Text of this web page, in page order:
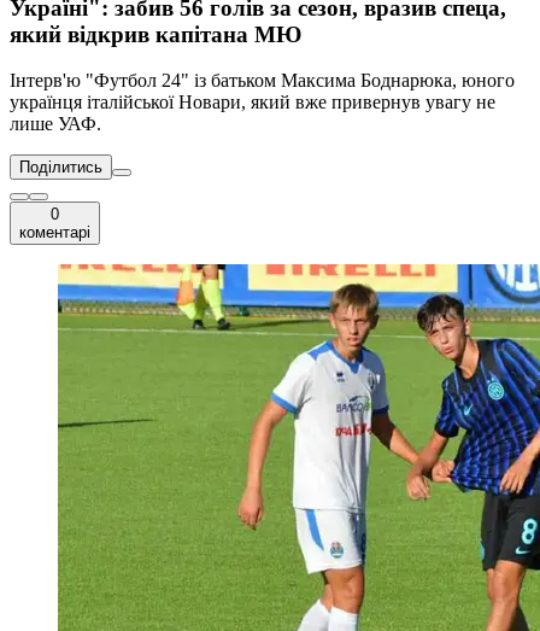
Україні": забив 56 голів за сезон, вразив спеца,
який відкрив капітана МЮ
Інтерв'ю "Футбол 24" із батьком Максима Боднарюка, юного
українця італійської Новари, який вже привернув увагу не
лише УАФ.
Поділитись
0
коментарі